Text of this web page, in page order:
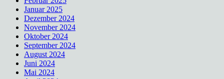
Januar 2025
Dezember 2024
November 2024
Oktober 2024
September 2024
August 2024
Juni 2024
Mai 2024